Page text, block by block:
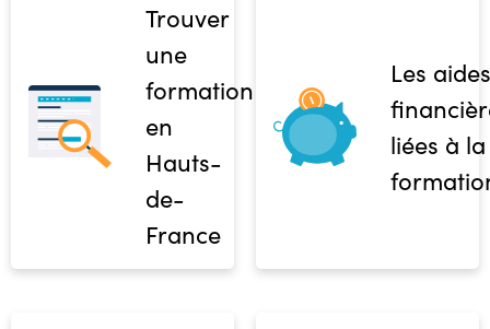
Trouver
une
formation
en
Hauts-
de-
France
Les aides
liées à la